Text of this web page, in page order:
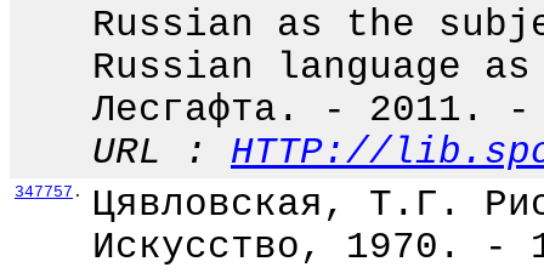
Russian as the
Russian language
Лесгафта. - 2011.
URL : HTTP://
347757 .
Цявловская, Т.Г.
Искусство, 1970.